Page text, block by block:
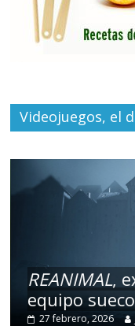
Videojuegos, el
REANIMAL,
equipo
27 febrero, 2026